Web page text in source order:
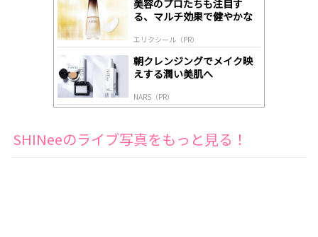
美容のプロたちも注目す
る、マルチ効果で健やかな
エリクシール（PR）
朝クレンジングでメイク映
えする潤い美肌へ
NARS（PR）
SHINeeのライブ写真をもっと見る！